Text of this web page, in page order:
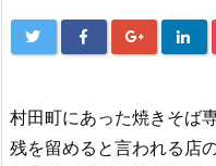
村田町にあった焼きそば
残を留めると言われる店